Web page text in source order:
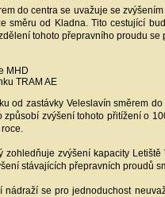
do centra se uvažuje se
směru od Kladna. Tito cestující
tohoto přepravního proudu
MHD
TRAM AE
od zastávky Veleslavín směrem
způsobí zvýšení tohoto přitížení o
zohledňuje zvýšení kapacity
stávajících přepravních proudů
nádraží se pro jednoduchost